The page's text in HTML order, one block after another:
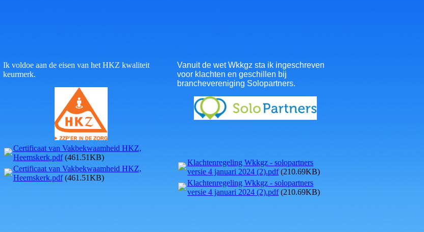
Ik voldoe aan de eisen van het HKZ kwaliteit
keurmerk.
Certificaat van Vakbekwaamheid HKZ,
Heemskerk.pdf(461.51KB)
Certificaat van Vakbekwaamheid HKZ,
Heemskerk.pdf(461.51KB)
Vanuit de wet Wkkgz sta ik ingeschreven
voor klachten en geschillen bij
branchevereniging Solopartners.
Klachtenregeling Wkkgz - solopartners
versie 4 januari 2024 (2).pdf(210.69KB)
Klachtenregeling Wkkgz - solopartners
versie 4 januari 2024 (2).pdf(210.69KB)